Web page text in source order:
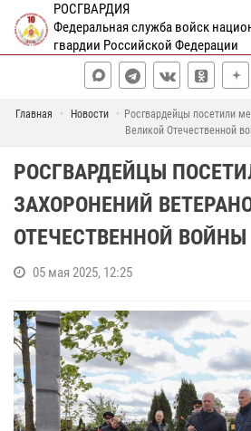
РОСГВАРДИЯ
Федеральная служба войск
гвардии Российской Федерации
Главная Новости
Росгвардейцы посетили
Великой Отечественной
РОСГВАРДЕЙЦЫ
ЗАХОРОНЕНИЙ
ОТЕЧЕСТВЕННОЙ ВОЙНЫ
05 мая 2025, 12:25